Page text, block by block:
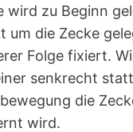
wird zu Beginn
um die Zecke
Folge fixiert.
senkrecht
die
wird.